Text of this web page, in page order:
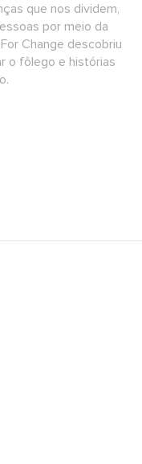
que nos dividem,
por meio da
Change descobriu
o fôlego e histórias